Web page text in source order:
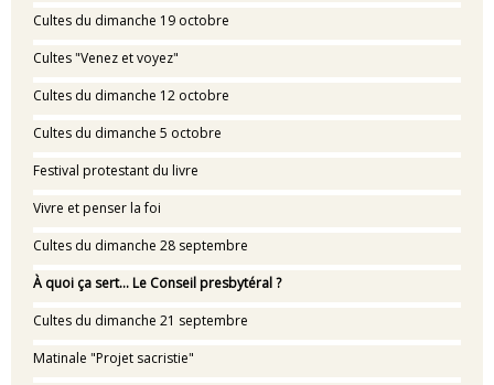
Cultes du dimanche 19 octobre
Cultes "Venez et voyez"
Cultes du dimanche 12 octobre
Cultes du dimanche 5 octobre
Festival protestant du livre
Vivre et penser la foi
Cultes du dimanche 28 septembre
À quoi ça sert… Le Conseil presbytéral ?
Cultes du dimanche 21 septembre
Matinale "Projet sacristie"